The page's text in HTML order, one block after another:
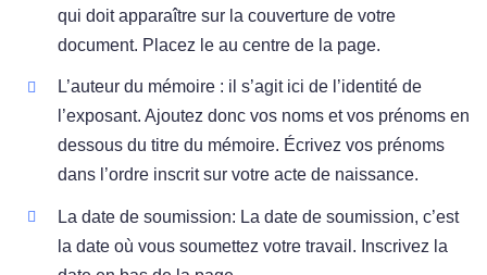
qui doit apparaître sur la couverture de votre
document. Placez le au centre de la page.
L’auteur du mémoire : il s’agit ici de l’identité de
l’exposant. Ajoutez donc vos noms et vos prénoms en
dessous du titre du mémoire. Écrivez vos prénoms
dans l’ordre inscrit sur votre acte de naissance.
La date de soumission: La date de soumission, c’est
la date où vous soumettez votre travail. Inscrivez la